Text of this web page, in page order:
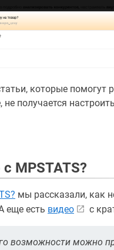
которые помогут
не получается
MPSTATS?
мы рассказали, как
еще есть видео с
возможности можно